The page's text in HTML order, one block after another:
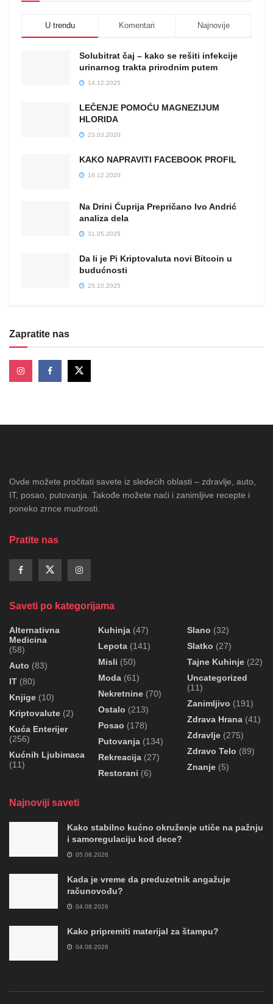
U trendu Komentari Najnovije
Solubitrat čaj – kako se rešiti infekcije
urinarnog trakta prirodnim putem
14.12.2025
LEČENJE POMOĆU MAGNEZIJUM
HLORIDA
23.03.2020
KAKO NAPRAVITI FACEBOOK PROFIL
16.12.2020
Na Drini Ćuprija Prepričano Ivo Andrić
analiza dela
31.05.2025
Da li je Pi Kriptovaluta novi Bitcoin u
budućnosti
25.10.2025
Zapratite nas
Ovde možete pročitati savete iz sledećih oblasti – zdravlje, auto,
IT, posao, putovanja. Takođe možete naći i zanimljive recepte i
poneko zrnce mudrosti.
Pratite nas
Saveti po kategorijama
Alternativna
Medicina
(58)
Auto (83)
IT (80)
Knjige (10)
Kriptovalute (2)
Kuća Enterijer
(256)
Kućnih Ljubimaca
(11)
Kuhinja (47)
Lepota (141)
Misli (50)
Moda (61)
Nekretnine (70)
Ostalo (213)
Posao (178)
Putovanja (134)
Rekreacija (27)
Restorani (6)
Slano (32)
Slatko (27)
Tajne Kuhinje (22)
Uncategorized
(11)
Zanimljivo (191)
Zdrava Hrana (41)
Zdravlje (275)
Zdravo Telo (89)
Znanje (5)
Najnoviji saveti
Kako stabilno kućno okruženje utiče na pažnju
i samoregulaciju kod dece?
05.08.2026
Kada je vreme da preduzetnik angažuje
računovođu?
04.08.2026
Kako pripremiti materijal za štampu?
04.08.2026